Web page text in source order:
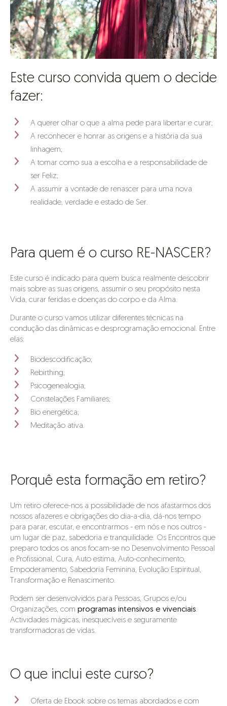
Este curso convida quem o decide
fazer:
A querer olhar o que a alma pede para libertar e curar;
A reconhecer e honrar as origens e a história da sua
linhagem;
A tomar como sua a escolha e a responsabilidade de
ser Feliz;
A assumir a vontade de renascer para uma nova
realidade, verdade e estado de Ser.
Para quem é o curso RE-NASCER?
Este curso é indicado para quem busca realmente descobrir
mais sobre as suas origens, assumir o seu propósito nesta
Vida, curar feridas e doenças do corpo e da Alma.
Durante o curso vamos utilizar diferentes técnicas na
condução das dinâmicas e desprogramação emocional. Entre
elas:
Biodescodificação;
Rebirthing;
Psicogenealogia;
Constelações Familiares;
Bio energética;
Meditação ativa.
Porquê esta formação em retiro?
Um retiro oferece-nos a possibilidade de nos afastarmos dos
nossos afazeres e obrigações do dia-a-dia, dá-nos tempo
para parar, escutar, e encontrarmos - em nós e nos outros -
um lugar de paz, sabedoria e tranquilidade. Os Encontros que
preparo todos os anos focam-se no Desenvolvimento Pessoal
e Profissional, Cura, Auto estima, Auto-conhecimento,
Empoderamento, Sabedoria Feminina, Evolução Espiritual,
Transformação e Renascimento.
Podem ser desenvolvidos para Pessoas, Grupos e/ou
Organizações, com programas intensivos e vivenciais.
Actividades mágicas, inesquecíveis e seguramente
transformadoras de vidas.
O que inclui este curso?
Oferta de Ebook sobre os temas abordados e com